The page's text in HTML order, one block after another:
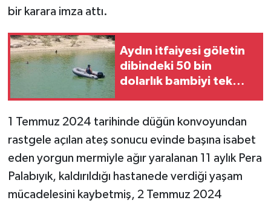
bir karara imza attı.
Aydın itfaiyesi göletin
dibindeki 50 bin
dolarlık bambiyi tek
1 Temmuz 2024 tarihinde düğün konvoyundan
rastgele açılan ateş sonucu evinde başına isabet
eden yorgun mermiyle ağır yaralanan 11 aylık Pera
Palabıyık, kaldırıldığı hastanede verdiği yaşam
mücadelesini kaybetmiş, 2 Temmuz 2024
KÜLTÜR SANAT
MAGAZİN
POLİTİKA
Sağlık